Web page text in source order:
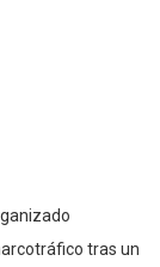
tras un